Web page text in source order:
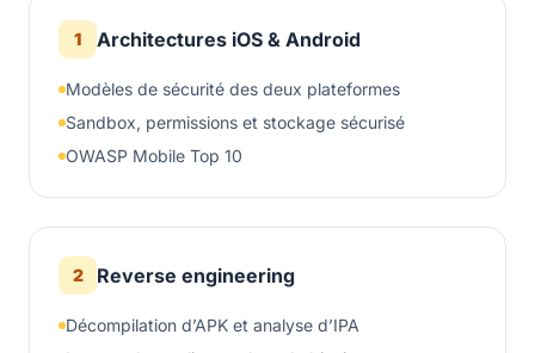
1 Architectures iOS & Android
Modèles de sécurité des deux plateformes
Sandbox, permissions et stockage sécurisé
OWASP Mobile Top 10
2 Reverse engineering
Décompilation d’APK et analyse d’IPA